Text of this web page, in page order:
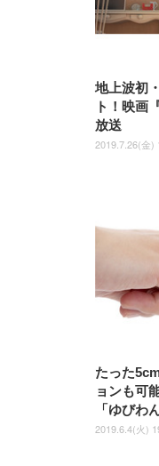
WY01(黒網+
地上波初
ト！映画
放送
2019.7.26(金)
たった
ョンも可
「ゆびわ
2019.6.4(火)